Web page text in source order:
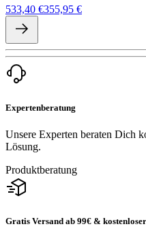
533,40 €355,95 €
Expertenberatung
Unsere Experten beraten Dich
Lösung.
Produktberatung
Gratis Versand ab 99€ &